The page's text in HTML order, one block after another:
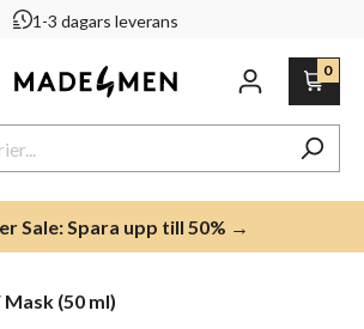
1-3 dagars leverans
0
Sale: Spara upp till 50% →
Mask (50 ml)